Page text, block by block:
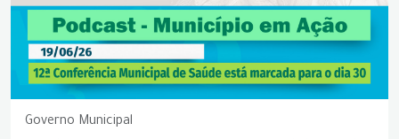
Governo Municipal